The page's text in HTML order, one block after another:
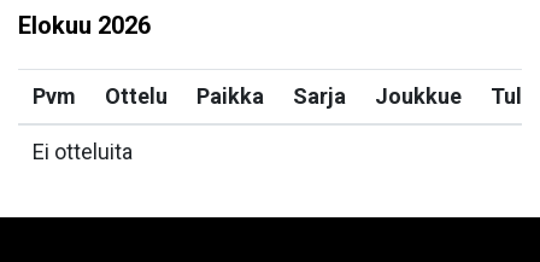
Elokuu 2026
Pvm Ottelu Paikka Sarja Joukkue
Ei otteluita